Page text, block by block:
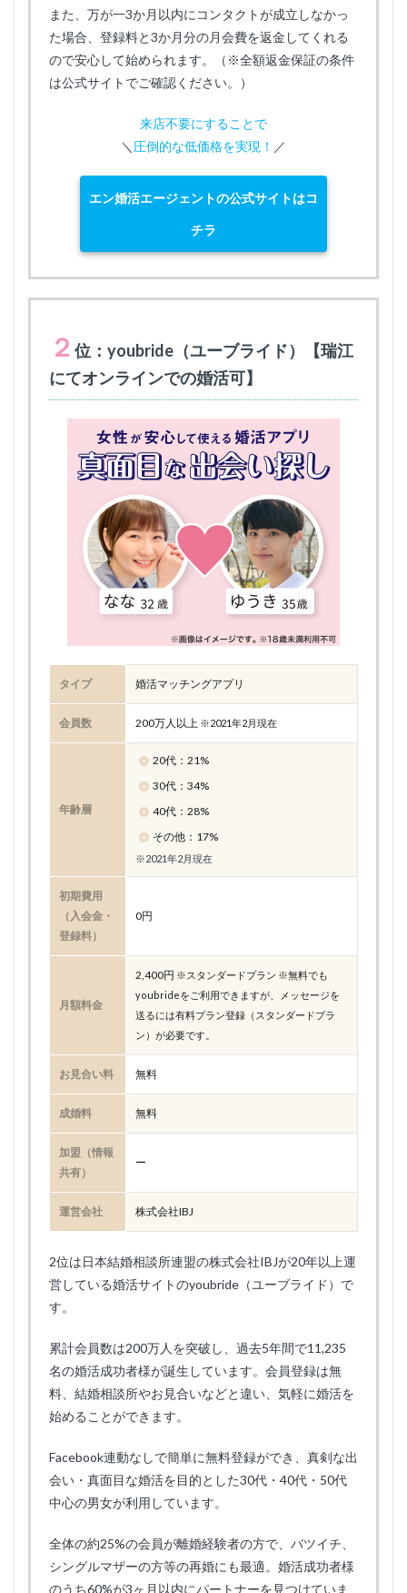
また、万が一3か月以内にコンタクトが成立しなかっ
た場合、登録料と3か月分の月会費を返金してくれる
ので安心して始められます。（※全額返金保証の条件
は公式サイトでご確認ください。）
来店不要にすることで
＼ 圧倒的な低価格を実現！ ／
エン婚活エージェントの公式サイトはコ
チラ
２ 位：youbride（ユーブライド）【瑞江
にてオンラインでの婚活可】
タイプ 婚活マッチングアプリ
会員数 200万人以上 ※2021年2月現在
年齢層
20代：21%
30代：34%
40代：28%
その他：17%
※2021年2月現在
初期費用
（入会金・
登録料）
0円
月額料金
2,400円 ※スタンダードプラン ※無料でも
youbrideをご利用できますが、メッセージを
送るには有料プラン登録（スタンダードプラ
ン）が必要です。
お見合い料 無料
成婚料 無料
加盟（情報
共有）
ー
運営会社 株式会社IBJ
2位は日本結婚相談所連盟の株式会社IBJが20年以上運
営している婚活サイトのyoubride（ユーブライド）で
す。
累計会員数は200万人を突破し、過去5年間で11,235
名の婚活成功者様が誕生しています。会員登録は無
料、結婚相談所やお見合いなどと違い、気軽に婚活を
始めることができます。
Facebook連動なしで簡単に無料登録ができ、真剣な出
会い・真面目な婚活を目的とした30代・40代・50代
中心の男女が利用しています。
全体の約25%の会員が離婚経験者の方で、バツイチ、
シングルマザーの方等の再婚にも最適。婚活成功者様
のうち60%が3ヶ月以内にパートナーを見つけていま